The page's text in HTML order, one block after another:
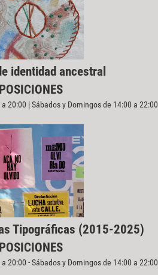
identidad ancestral
20:00 | Sábados y Domingos de 14:00 a 22:00
Tipográficas (2015-2025)
20:00 - Sábados y Domingos de 14:00 a 22:00